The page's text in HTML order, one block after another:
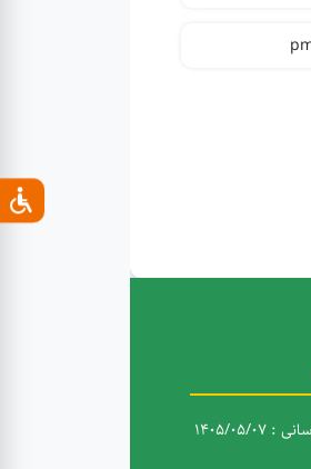
تاریخ آخرین به روز رسانی : 1405/05/07